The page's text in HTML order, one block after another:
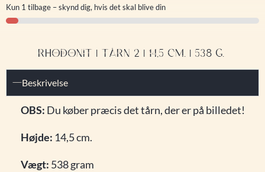
Kun 1 tilbage – skynd dig, hvis det skal blive din
RHODONIT | TÅRN 2 | 14,5 CM. | 538 G.
Beskrivelse
OBS: Du køber præcis det tårn, der er på billedet!
Højde: 14,5 cm.
Vægt: 538 gram